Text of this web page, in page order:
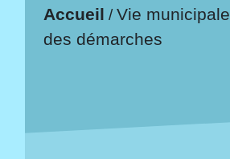
Accueil /Vie municipale
des démarches